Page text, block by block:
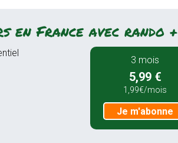
en France avec rando +
3 mois
5,99 €
1,99€/mois
Je m'abonne